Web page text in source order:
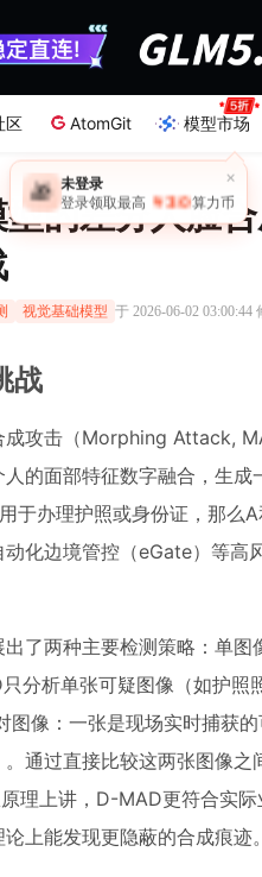
区 AtomGit 模型市场
×
🎁 未登录
登录领取最高 ￥30 算力币
的差分人脸
视觉基础模型 于 2026-06-02 03:00:44
战
成攻击（Morphing Attack,
的面部特征数字融合，生成
于办理护照或身份证，那么
化边境管控（eGate）等高
了两种主要检测策略：单
分析单张可疑图像（如护照
图像：一张是现场实时捕获
通过直接比较这两张图像
理上讲，D-MAD更符合实
上能发现更隐蔽的合成痕迹